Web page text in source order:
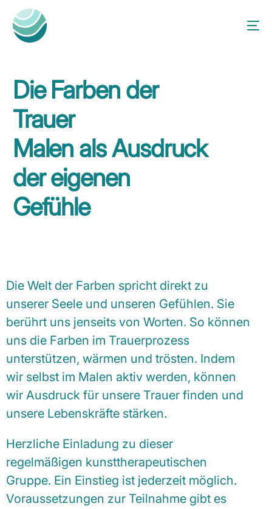
Die Farben der
Trauer
Malen als Ausdruck
der eigenen
Gefühle
Die Welt der Farben spricht direkt zu
unserer Seele und unseren Gefühlen. Sie
berührt uns jenseits von Worten. So können
uns die Farben im Trauerprozess
unterstützen, wärmen und trösten. Indem
wir selbst im Malen aktiv werden, können
wir Ausdruck für unsere Trauer finden und
unsere Lebenskräfte stärken.
Herzliche Einladung zu dieser
regelmäßigen kunsttherapeutischen
Gruppe. Ein Einstieg ist jederzeit möglich.
Voraussetzungen zur Teilnahme gibt es